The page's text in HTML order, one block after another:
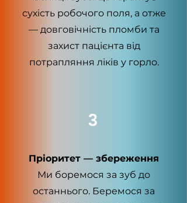
сухість робочого поля, а отже
— довговічність пломби та
захист пацієнта від
потрапляння ліків у горло.
3
Пріоритет — збереження
Ми боремося за зуб до
останнього. Беремося за